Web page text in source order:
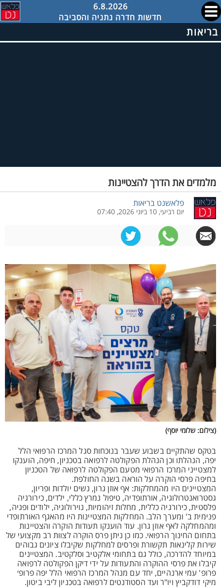
6.8.2026
חדשות חדרה נתניה והסביבה
בריאות
מלמדים את הדרך להצטיינות
פלאשנט בריאות
יום רביעי, 10 ביוני 2026, 07:40
(צילום: שלומי יוסף)
בטקס שהתקיים בשבוע שעבר בנוכחות סגל המרכז הרפואי הלל
יפה, הנהלתו וכן הנהלת הפקולטה לרפואה בטכניון, חיפה, הוענקו
למצטייני המרכז הרפואי מטעם הפקולטה לרפואה של הטכניון
בחיפה פרסי הוקרה על הוראה בשנה החולפת.
המצטיינים היו מהמחלקות: אף אוזן גרון, נשים יולדות ופריון,
גסטרואנטרולוגיה, אורתופדיה, טיפול נמרץ כללי, ילדים, כירורגיה
פלסטית, כירורגיה כללית, מחלות זיהומיות, נוירולוגיה, ילודים ופגיה,
פנימית ב' ומערך הלב. המחלקות המצטיינות היו מהאגף האורתופדי
ומהמחלקה לאף אוזן גרון. עוד הוענקו תעודות הוקרה והצטיינות
בתחום החינוך הרפואי. כמו כן ניתן פרס הוקרה לצוות רב מקצועי של
שירות קלינאות תקשורת ופרסים למחלקות שקיבלו ציונים גבוהים
במיוחד להדרכה, כולל גם בתחומי אלקטיב וסלקטיב. המצטיינים
קיבלו את פרסי ההוקרה והתעודות על ידי דיקן הפקולטה לרפואה
פרופ' עמי ארנהיים, יחד עם מנהל המרכז הרפואי הלל יפה פרופ׳
מיקי דודקביץ ויו"ר ועד הסטודנטים לרפואה בטכניון ליבי ביטון.